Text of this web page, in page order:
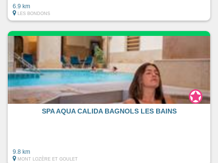
6.9 km
LES BONDONS
SPA AQUA CALIDA BAGNOLS LES BAINS
9.8 km
MONT LOZÈRE ET GOULET